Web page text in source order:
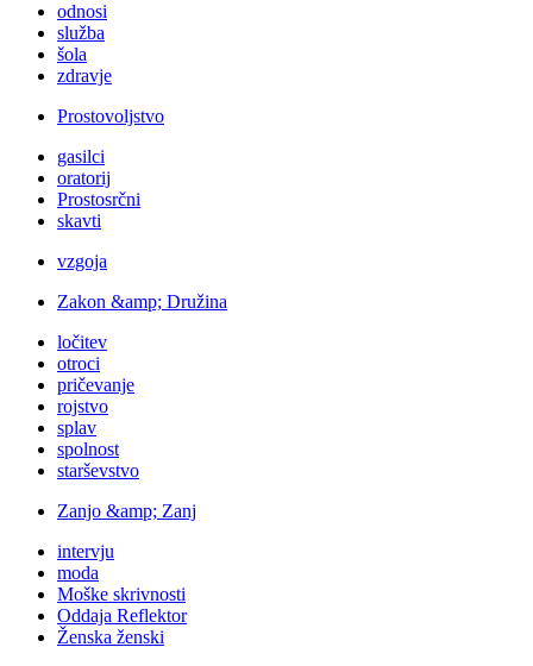
odnosi
služba
šola
zdravje
Prostovoljstvo
gasilci
oratorij
Prostosrčni
skavti
vzgoja
Zakon &amp; Družina
ločitev
otroci
pričevanje
rojstvo
splav
spolnost
starševstvo
Zanjo &amp; Zanj
intervju
moda
Moške skrivnosti
Oddaja Reflektor
Ženska ženski